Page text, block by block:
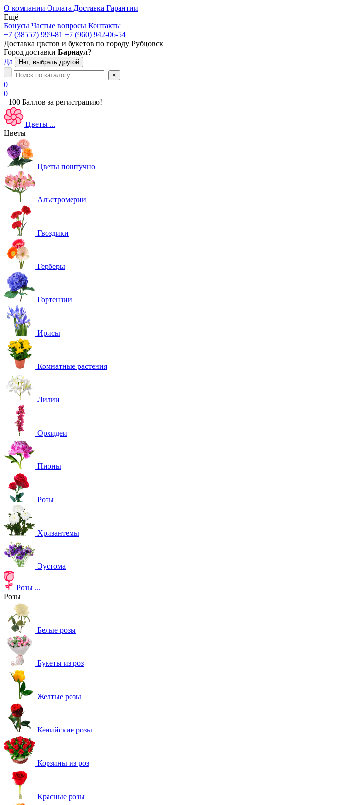
О компании Оплата Доставка Гарантии
Ещё
Бонусы Частые вопросы Контакты
+7 (38557) 999-81 +7 (960) 942-06-54
Доставка цветов и букетов по городу Рубцовск
Город доставки Барнаул?
Да
Нет, выбрать другой
×
0
0
+100 Баллов за регистрацию!
Цветы ...
Цветы
Цветы поштучно
Альстромерии
Гвоздики
Герберы
Гортензии
Ирисы
Комнатные растения
Лилии
Орхидеи
Пионы
Розы
Хризантемы
Эустома
Розы ...
Розы
Белые розы
Букеты из роз
Желтые розы
Кенийские розы
Корзины из роз
Красные розы